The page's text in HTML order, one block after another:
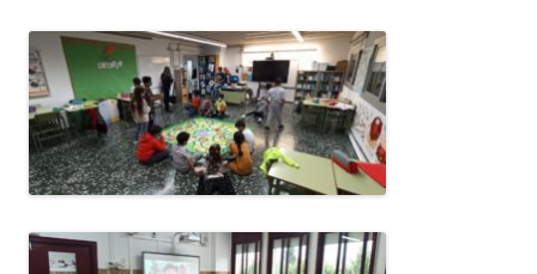
CONEIX FUNDESPLAI
La Fundació
L'equip
Missió i valors